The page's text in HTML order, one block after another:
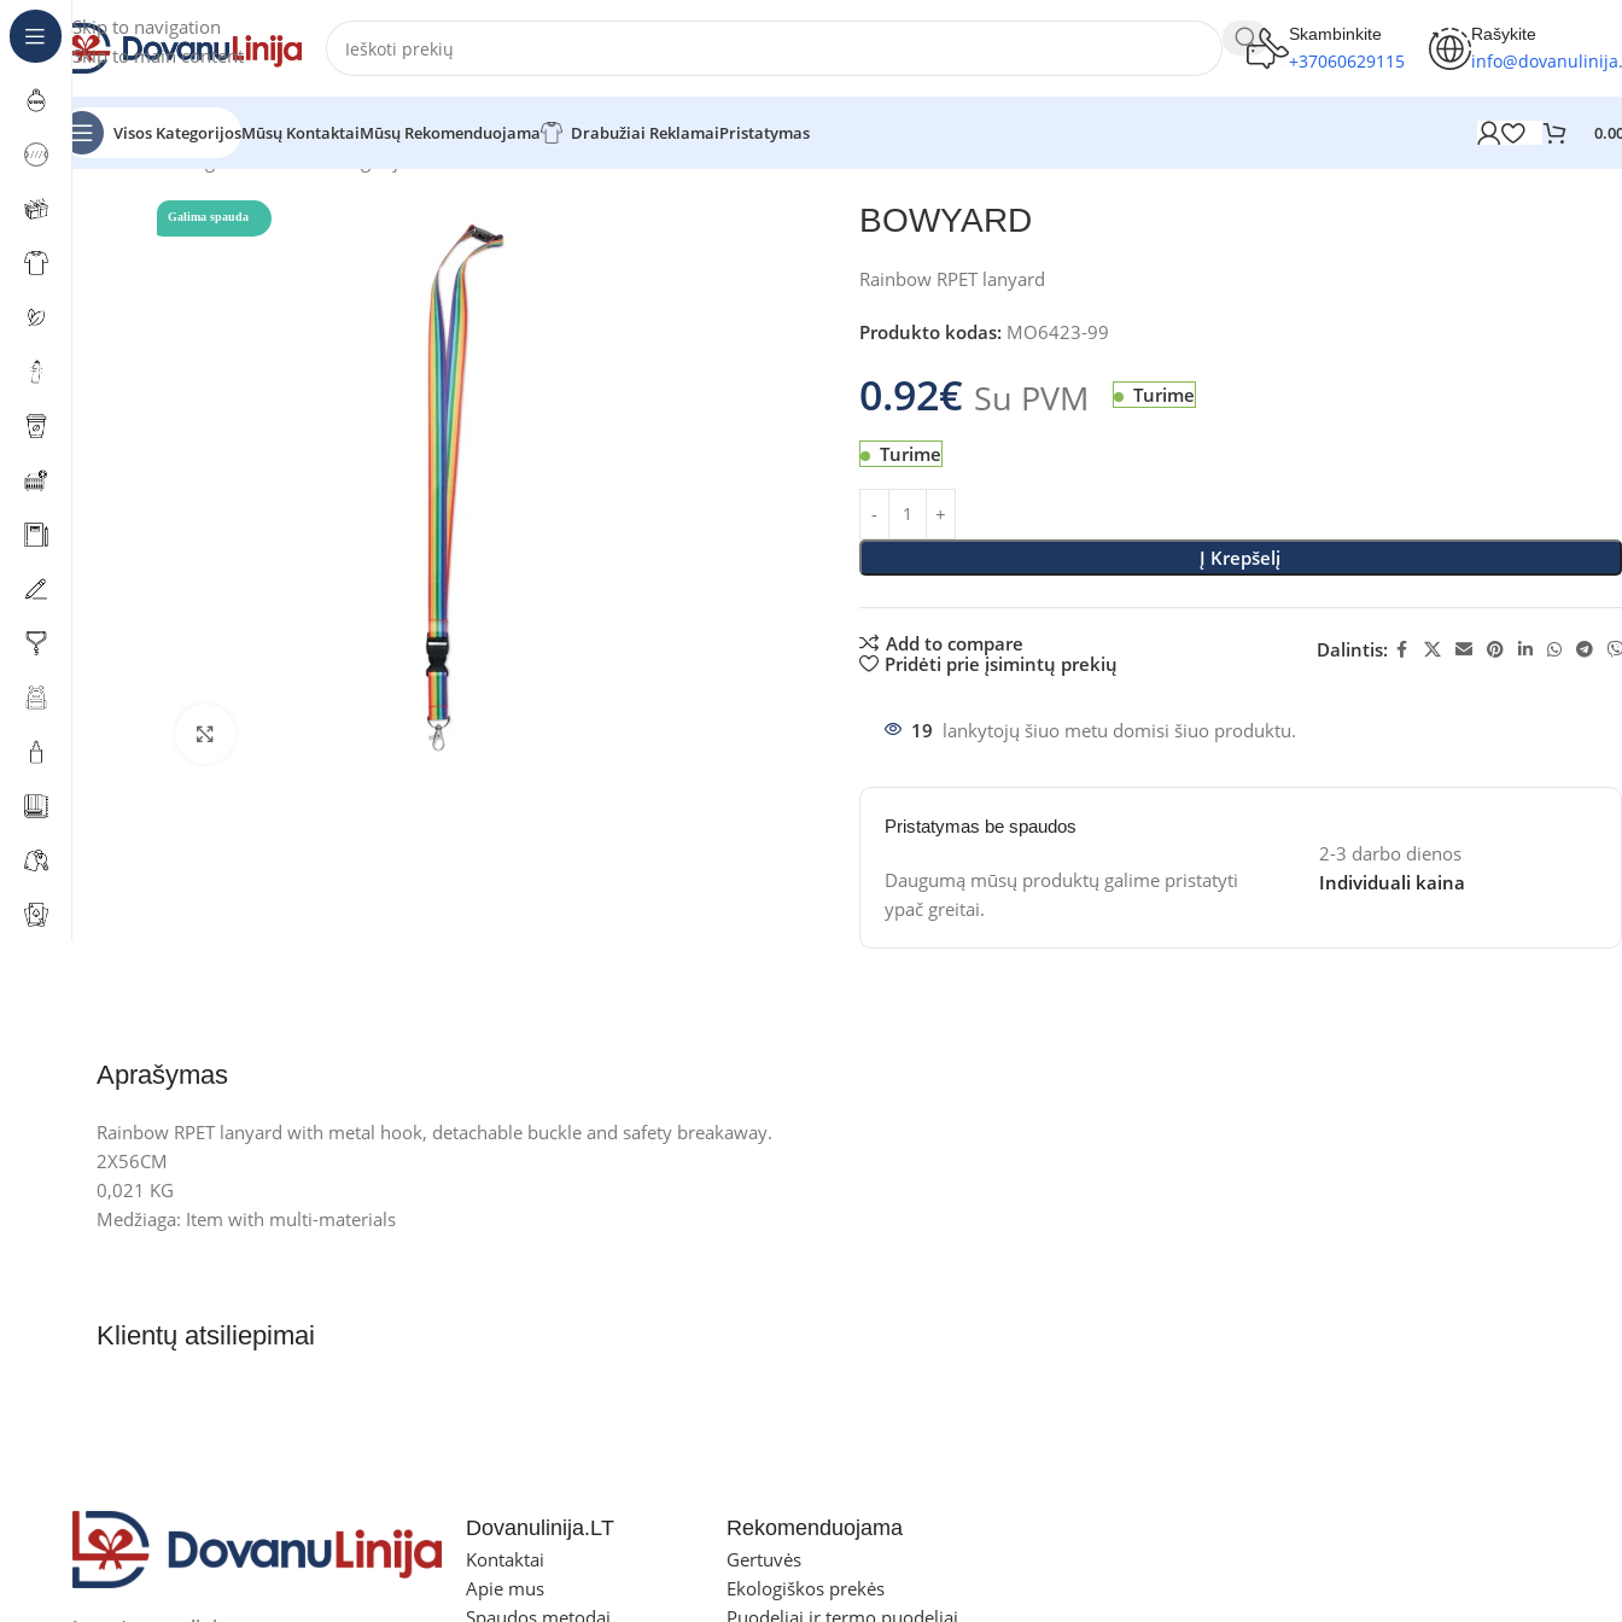
Skip to navigation
Skip to main content
Skambinkite
+37060629115
Rašykite
Visos KategorijosMūsų KontaktaiMūsų Rekomenduojama Drabužiai ReklamaiPristatymas
Pradžia Katalogas
Galima spauda BOWYARD
Rainbow RPET lanyard
Produkto kodas: MO6423-99
0.92€ Su PVM Turime
Turime
Į Krepšelį
Add to compare
Pridėti prie įsimintų prekių
Dalintis:
19 lankytojų šiuo metu domisi šiuo produktu.
Pristatymas be spaudos
Daugumą mūsų produktų galime pristatyti
ypač greitai.
2-3 darbo dienos
Individuali kaina
Aprašymas
Rainbow RPET lanyard with metal hook, detachable buckle and safety breakaway.
2X56CM
0,021 KG
Medžiaga: Item with multi-materials
Klientų atsiliepimai
Dovanulinija.LT
Kontaktai
Apie mus
Rekomenduojama
Gertuvės
Ekologiškos prekės